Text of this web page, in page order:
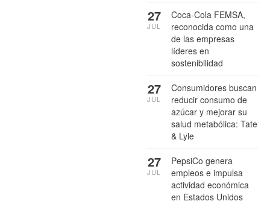
Coca-Cola FEMSA,
reconocida como una
de las empresas
líderes en
sostenibilidad
27
JUL
Consumidores buscan
reducir consumo de
azúcar y mejorar su
salud metabólica: Tate
& Lyle
27
JUL
PepsiCo genera
empleos e impulsa
actividad económica
en Estados Unidos
27
JUL